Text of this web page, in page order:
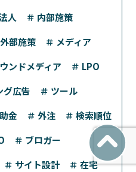
人
＃ 内部施策
部施策
＃ メディア
ンドメディア
＃ LPO
グ広告
＃ ツール
金 ＃ 外注
＃ 検索順位
＃ ブロガー
＃ サイト設計 ＃ 在宅